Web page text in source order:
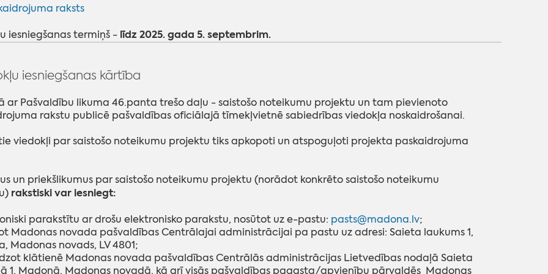
raksts
iesniegšanas termiņš - līdz 2025. gada 5. septembrim.
iesniegšanas kārtība
ar Pašvaldību likuma 46.panta trešo daļu - saistošo noteikumu projektu un tam pievienoto
rakstu publicē pašvaldības oficiālajā tīmekļvietnē sabiedrības viedokļa noskaidrošanai.
viedokļi par saistošo noteikumu projektu tiks apkopoti un atspoguļoti projekta paskaidrojuma
un priekšlikumus par saistošo noteikumu projektu (norādot konkrēto saistošo noteikumu
rakstiski var iesniegt:
parakstītu ar drošu elektronisko parakstu, nosūtot uz e-pastu: pasts@madona.lv;
Madonas novada pašvaldības Centrālajai administrācijai pa pastu uz adresi: Saieta laukums 1,
Madonas novads, LV 4801;
klātienē Madonas novada pašvaldības Centrālās administrācijas Lietvedības nodaļā Saieta
1, Madonā, Madonas novadā, kā arī visās pašvaldības pagasta/apvienību pārvaldēs Madonas